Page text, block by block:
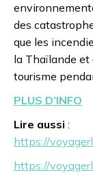
des
que les
la Thaïlande et
tourisme
PLUS D’INFO
Lire aussi :
https://
https://